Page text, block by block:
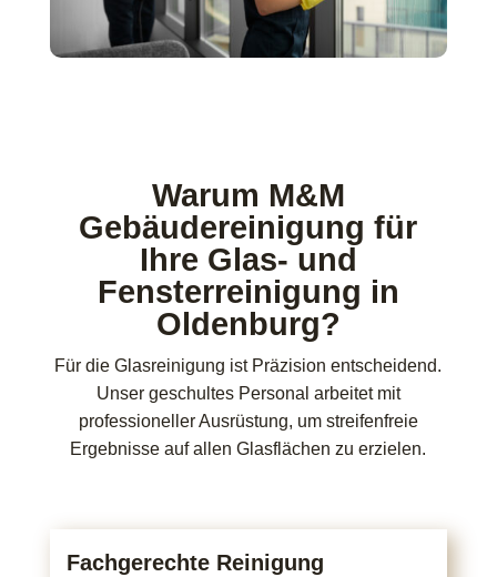
Warum M&M
Gebäudereinigung für
Ihre Glas- und
Fensterreinigung in
Oldenburg?
Für die Glasreinigung ist Präzision entscheidend.
Unser geschultes Personal arbeitet mit
professioneller Ausrüstung, um streifenfreie
Ergebnisse auf allen Glasflächen zu erzielen.
Fachgerechte Reinigung